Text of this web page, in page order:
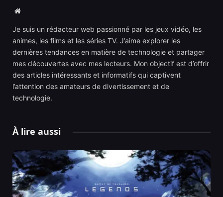
Website
Je suis un rédacteur web passionné par les jeux vidéo, les
animes, les films et les séries TV. J’aime explorer les
dernières tendances en matière de technologie et partager
mes découvertes avec mes lecteurs. Mon objectif est d’offrir
des articles intéressants et informatifs qui captivent
l’attention des amateurs de divertissement et de
technologie.
À lire aussi